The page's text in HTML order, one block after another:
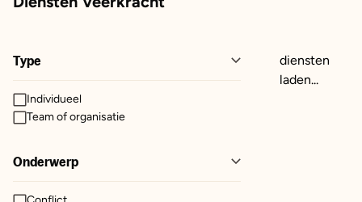
Type
Individueel
Team of organisatie
Onderwerp
diensten
laden...